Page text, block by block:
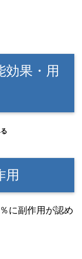
効果・用
用
に副作用が認め